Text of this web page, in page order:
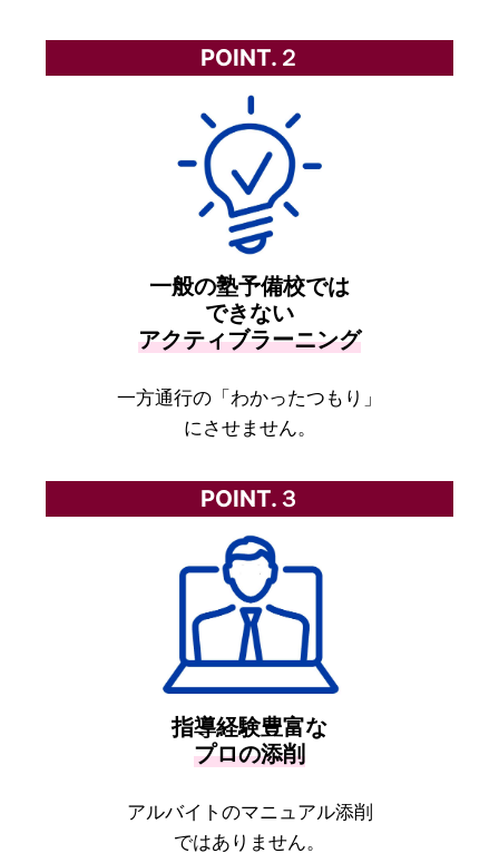
POINT.２
一般の塾予備校では
できない
アクティブラーニング
一方通行の「わかったつもり」
にさせません。
POINT.３
指導経験豊富な
プロの添削
アルバイトのマニュアル添削
ではありません。